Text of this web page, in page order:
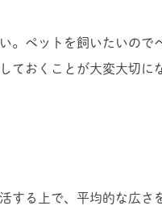
。ペットを飼いたいので
ておくことが大変大切に
る上で、平均的な広さ